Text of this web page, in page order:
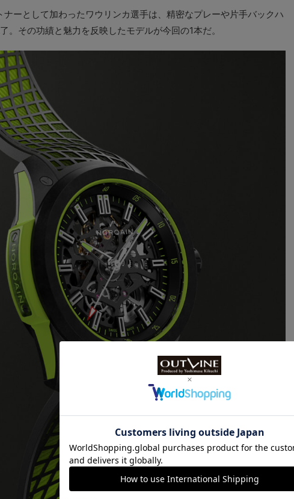
ーとして加わったワウリンカ選手は、精密なプレーや片手バックハ
。その功績と魅力を反映したモデルが今回の1本だ。